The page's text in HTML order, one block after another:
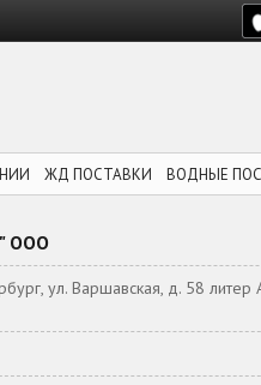
ЖД ПОСТАВКИ ВОДНЫЕ
ООО
ул. Варшавская, д. 58 литер